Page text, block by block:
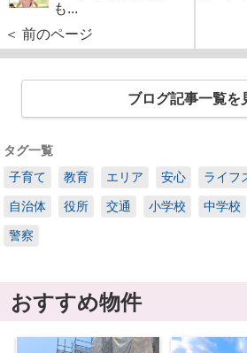
も...
＜ 前のページ
ブログ記事一覧を
タグ一覧
子育て
教育 エリア 安心 ライフ
自治体 役所 交通 小学校 中学校
警察
おすすめ物件